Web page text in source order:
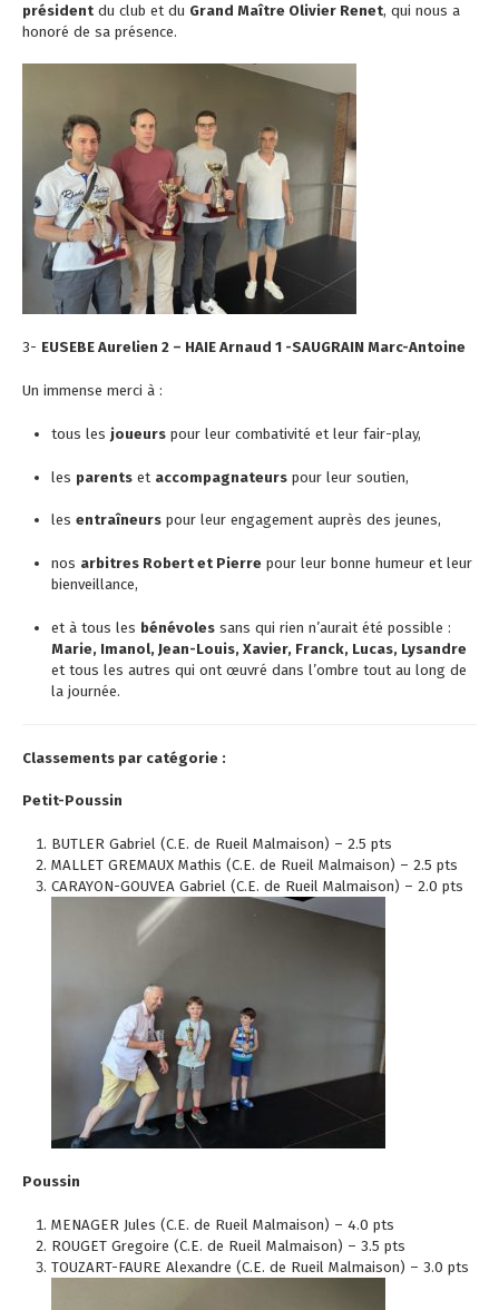
président du club et du Grand Maître Olivier Renet, qui nous a
honoré de sa présence.
3- EUSEBE Aurelien 2 – HAIE Arnaud 1 -SAUGRAIN Marc-Antoine
Un immense merci à :
tous les joueurs pour leur combativité et leur fair-play,
les parents et accompagnateurs pour leur soutien,
lesentraîneurs pour leur engagement auprès des jeunes,
nos arbitres Robert et Pierre pour leur bonne humeur et leur
bienveillance,
et à tous les bénévoles sans qui rien n’aurait été possible :
Marie, Imanol, Jean-Louis, Xavier, Franck, Lucas, Lysandre
et tous les autres qui ont œuvré dans l’ombre tout au long de
la journée.
Classements par catégorie :
Petit-Poussin
BUTLER Gabriel (C.E. de Rueil Malmaison) – 2.5 pts
MALLET GREMAUX Mathis (C.E. de Rueil Malmaison) – 2.5 pts
CARAYON-GOUVEA Gabriel (C.E. de Rueil Malmaison) – 2.0 pts
Poussin
MENAGER Jules (C.E. de Rueil Malmaison) – 4.0 pts
ROUGET Gregoire (C.E. de Rueil Malmaison) – 3.5 pts
TOUZART-FAURE Alexandre (C.E. de Rueil Malmaison) – 3.0 pts